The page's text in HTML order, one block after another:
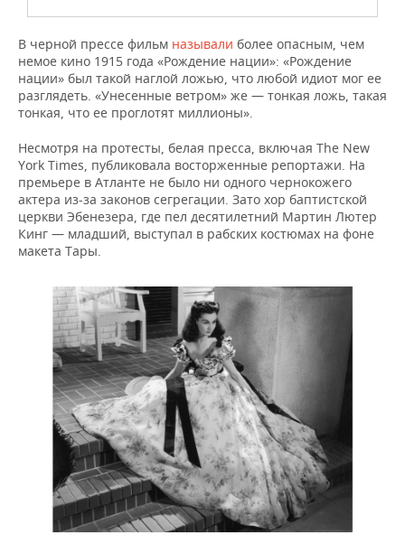
В черной прессе фильм называли более опасным, чем
немое кино 1915 года «Рождение нации»: «Рождение
нации» был такой наглой ложью, что любой идиот мог ее
разглядеть. «Унесенные ветром» же — тонкая ложь, такая
тонкая, что ее проглотят миллионы».
Несмотря на протесты, белая пресса, включая The New
York Times, публиковала восторженные репортажи. На
премьере в Атланте не было ни одного чернокожего
актера из-за законов сегрегации. Зато хор баптистской
церкви Эбенезера, где пел десятилетний Мартин Лютер
Кинг — младший, выступал в рабских костюмах на фоне
макета Тары.